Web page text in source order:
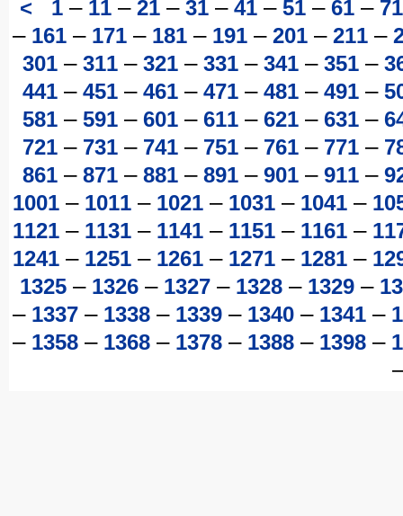
< 1 – 11 – 21 – 31 – 41 – 51 – 61 – 71
– 161 – 171 – 181 – 191 – 201 – 211 –
301– 311– 321– 331– 341– 351–
441– 451– 461– 471– 481– 491–
581– 591– 601– 611– 621– 631–
721– 731– 741– 751– 761– 771–
861– 871– 881– 891– 901– 911–
1001– 1011– 1021– 1031– 1041–
1121– 1131– 1141– 1151– 1161–
1241– 1251– 1261– 1271– 1281–
1325 – 1326 – 1327 – 1328 – 1329 –
– 1337– 1338– 1339– 1340– 1341–
– 1358– 1368– 1378– 1388– 1398–